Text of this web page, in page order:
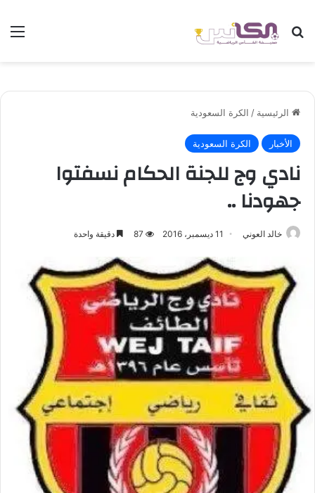
بحث عن
الرئيسية / الكرة السعودية
الأخبار الكرة السعودية
نادي وج للجنة الحكام نسفتوا
جهودنا ..
خالد العوني 11 ديسمبر، 2016 87 دقيقة واحدة